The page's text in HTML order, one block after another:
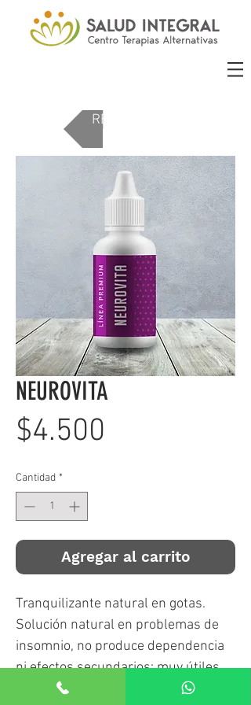
REGRESAR
NEUROVITA
$4.500
Cantidad *
Agregar al carrito
Tranquilizante natural en gotas.
Solución natural en problemas de
insomnio, no produce dependencia
ni efectos secundarios; muy útiles
en estados de tensión nerviosa,